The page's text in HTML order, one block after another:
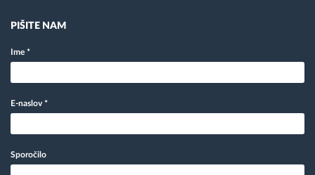
PIŠITE NAM
Ime *
E-naslov *
Sporočilo